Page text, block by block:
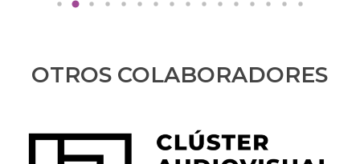
OTROS COLABORADORES